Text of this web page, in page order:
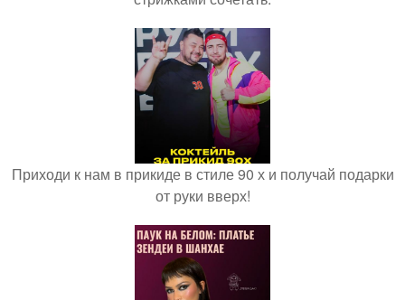
Приходи к нам в прикиде в стиле 90 х и получай подарки
от руки вверх!